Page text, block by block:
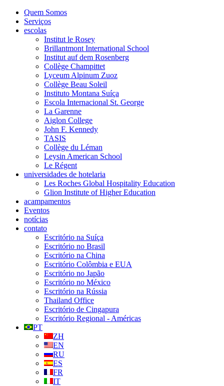
Quem Somos
Serviços
escolas
Institut le Rosey
Brillantmont International School
Institut auf dem Rosenberg
Collège Champittet
Lyceum Alpinum Zuoz
Collège Beau Soleil
Instituto Montana Suíça
Escola Internacional St. George
La Garenne
Aiglon College
John F. Kennedy
TASIS
Collège du Léman
Leysin American School
Le Régent
universidades de hotelaria
Les Roches Global Hospitality Education
Glion Institute of Higher Education
acampamentos
Eventos
notícias
contato
Escritório na Suíça
Escritório no Brasil
Escritório na China
Escritório Colômbia e EUA
Escritório no Japão
Escritório no México
Escritório na Rússia
Thailand Office
Escritório de Cingapura
Escritório Regional - Américas
PT
ZH
EN
RU
ES
FR
IT